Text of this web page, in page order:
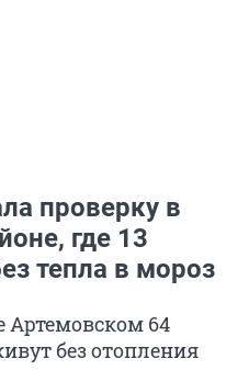
проверку в
где 13
тепла в мороз
Артемовском 64
без отопления